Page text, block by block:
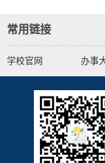
常用链接
学校官网 办事